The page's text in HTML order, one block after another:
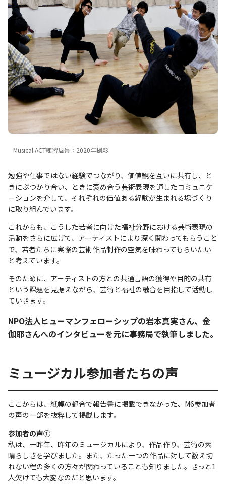
Musical ACT練習風景：2020年撮影
勉強や仕事ではない経験でつながり、価値観を互いに共有し、と
きにぶつかり合い、ときに褒め合う芸術表現を通したコミュニケ
ーションを介して、それぞれの価値ある経験が生まれる場づくり
に取り組んでいます。
これからも、こうした若者に向けた福祉分野における芸術表現の
活動をさらに広げて、アーティストにより深く関わってもらうこと
で、若者たちに実際の芸術作品制作の空気を味わってもらいたい
と考えています。
そのために、アーティストの方との共通言語の獲得や目的の共有
という課題を見据えながら、芸術と福祉の融合を目指して活動し
ていきます。
NPO法人ヒューマンフェローシップの岩本真実さん、金
伽耶さんへのインタビューを元に事務局で執筆しました。
ミュージカル参加者たちの声
ここからは、紙幅の都合で報告書に掲載できなかった、M6参加者
の声の一部を抜粋して掲載します。
参加者の声①
私は、一昨年、昨年のミュージカルにより、作品作り、芸術の素
晴らしさを学びました。また、たった一つの作品に対して数え切
れない程の多くの方々が関わっていることも知りました。きっと1
人欠けても大変なのだと思います。